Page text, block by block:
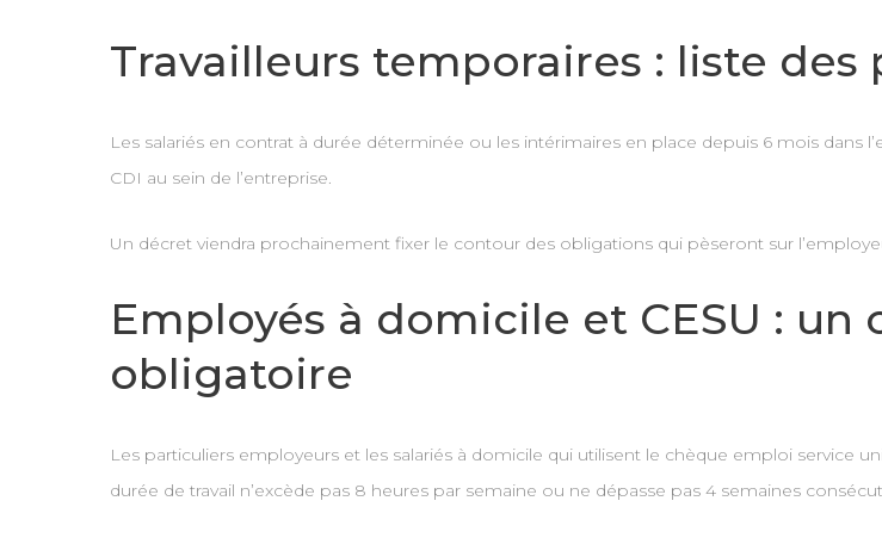
Travailleurs temporaires : liste des
Les salariés en contrat à durée déterminée ou les intérimaires en place depuis 6 mois dans
CDI au sein de l’entreprise.
Un décret viendra prochainement fixer le contour des obligations qui pèseront sur
Employés à domicile et CESU :
obligatoire
Les particuliers employeurs et les salariés à domicile qui utilisent le chèque emploi service
durée de travail n’excède pas 8 heures par semaine ou ne dépasse pas 4 semaines